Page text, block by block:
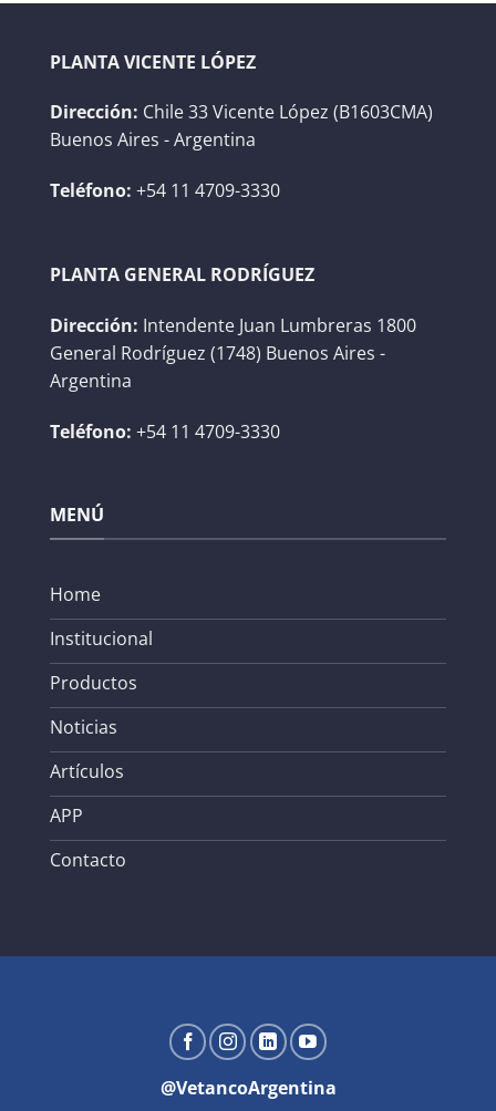
PLANTA VICENTE LÓPEZ
Dirección: Chile 33 Vicente López (B1603CMA)
Buenos Aires - Argentina
Teléfono: +54 11 4709-3330
PLANTA GENERAL RODRÍGUEZ
Dirección: Intendente Juan Lumbreras 1800
General Rodríguez (1748) Buenos Aires -
Argentina
Teléfono: +54 11 4709-3330
MENÚ
Home
Institucional
Productos
Noticias
Artículos
APP
Contacto
@VetancoArgentina